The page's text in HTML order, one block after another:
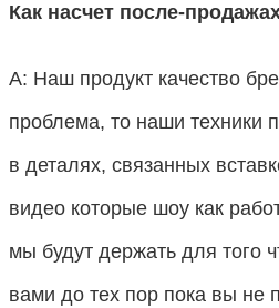
Как насчет после-
А: Наш продукт качество
проблема, то наши техники
в деталях, связанных
видео которые шоу как
мы будут держать для того
вами до тех пор пока вы не